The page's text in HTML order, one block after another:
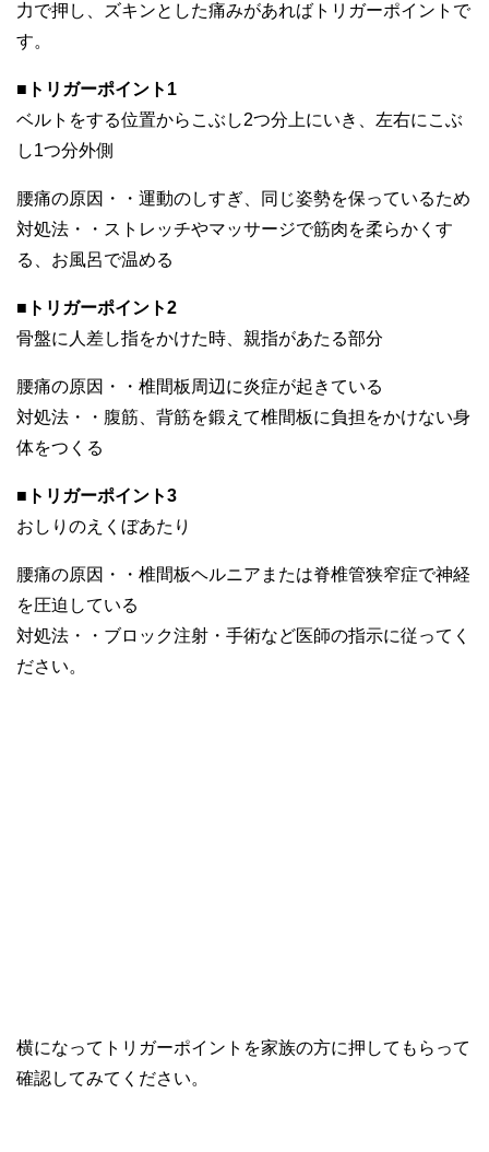
力で押し、ズキンとした痛みがあればトリガーポイントで
す。
■トリガーポイント1
ベルトをする位置からこぶし2つ分上にいき、左右にこぶ
し1つ分外側
腰痛の原因・・運動のしすぎ、同じ姿勢を保っているため
対処法・・ストレッチやマッサージで筋肉を柔らかくす
る、お風呂で温める
■トリガーポイント2
骨盤に人差し指をかけた時、親指があたる部分
腰痛の原因・・椎間板周辺に炎症が起きている
対処法・・腹筋、背筋を鍛えて椎間板に負担をかけない身
体をつくる
■トリガーポイント3
おしりのえくぼあたり
腰痛の原因・・椎間板ヘルニアまたは脊椎管狭窄症で神経
を圧迫している
対処法・・ブロック注射・手術など医師の指示に従ってく
ださい。
横になってトリガーポイントを家族の方に押してもらって
確認してみてください。